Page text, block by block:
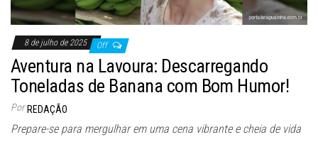
8 de julho de 2025 Off
Aventura na Lavoura: Descarregando
Toneladas de Banana com Bom Humor!
Por REDAÇÃO
Prepare-se para mergulhar em uma cena vibrante e cheia de vida